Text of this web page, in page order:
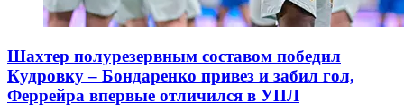
Шахтер полурезервным составом победил
Кудровку – Бондаренко привез и забил гол,
Феррейра впервые отличился в УПЛ